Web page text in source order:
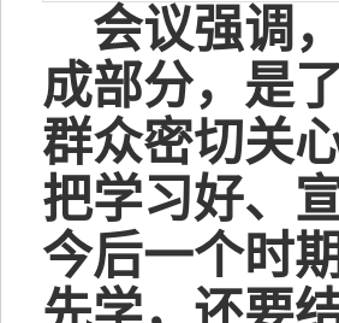
会议强调
成部分，是
群众密切关
把学习好、
今后一个时